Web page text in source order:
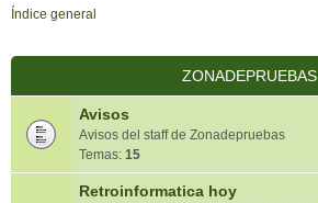
Índice general
ZONADEPRUEBAS
Avisos
Avisos del staff de Zonadepruebas
Temas: 15
Retroinformatica hoy